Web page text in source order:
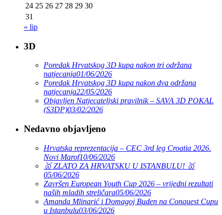
24 25 26 27 28 29 30
31
« lip
3D
Poredak Hrvatskog 3D kupa nakon tri održana
natjecanja01/06/2026
Poredak Hrvatskog 3D kupa nakon dva održana
natjecanja22/05/2026
Objavljen Natjecateljski pravilnik – SAVA 3D POKAL
(S3DP)03/02/2026
Nedavno objavljeno
Hrvatska reprezentacija – CEC 3rd leg Croatia 2026.
Novi Marof10/06/2026
🥇 ZLATO ZA HRVATSKU U ISTANBULU! 🥇
05/06/2026
Završen European Youth Cup 2026 – vrijedni rezultati
naših mladih streličara05/06/2026
Amanda Mlinarić i Domagoj Buden na Conquest Cupu
u Istanbulu03/06/2026